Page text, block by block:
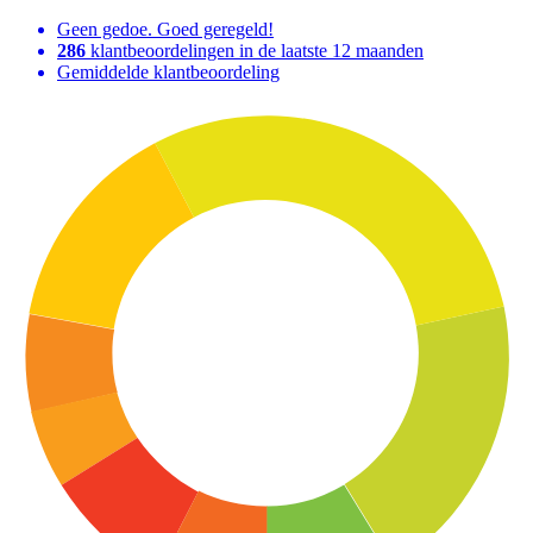
Geen gedoe. Goed geregeld!
286 klantbeoordelingen in de laatste 12 maanden
Gemiddelde klantbeoordeling